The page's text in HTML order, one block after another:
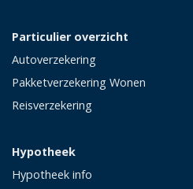
Particulier overzicht
Autoverzekering
Pakketverzekering Wonen
Reisverzekering
Hypotheek
Hypotheek info